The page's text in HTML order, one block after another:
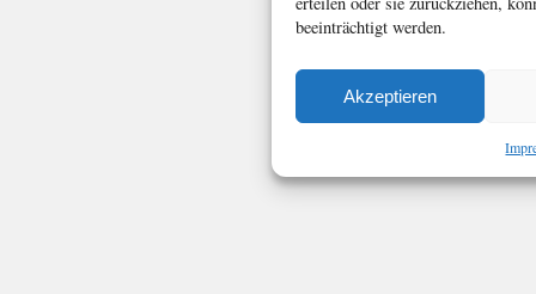
beeinträchtigt werden.
Akzeptieren